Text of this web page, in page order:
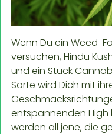
Wenn Du ein Weed-
versuchen, Hindu
und ein Stück
Sorte wird Dich mit
entspannenden High
werden all jene, die